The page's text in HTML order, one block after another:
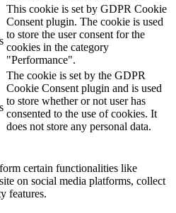
This cookie is set by GDPR Cookie
Consent plugin. The cookie is used
to store the user consent for the
cookies in the category
"Performance".
The cookie is set by the GDPR
Cookie Consent plugin and is used
to store whether or not user has
consented to the use of cookies. It
does not store any personal data.
certain functionalities like
on social media platforms, collect
features.